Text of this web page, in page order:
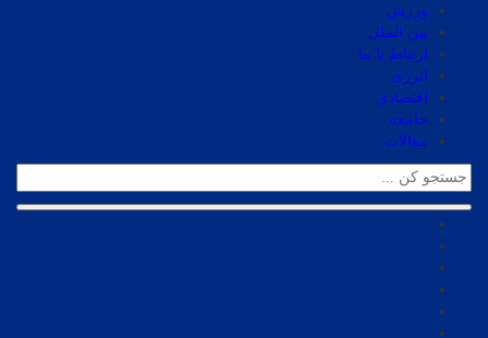
ورزش
بین الملل
ارتباط با ما
انرژی
اقتصادی
جامعه
مقالات